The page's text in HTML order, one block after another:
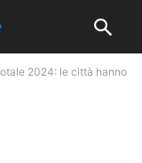
2024: le città hanno